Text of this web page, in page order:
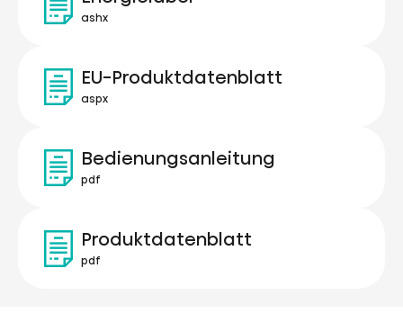
ashx
EU-Produktdatenblatt
aspx
Bedienungsanleitung
pdf
Produktdatenblatt
pdf